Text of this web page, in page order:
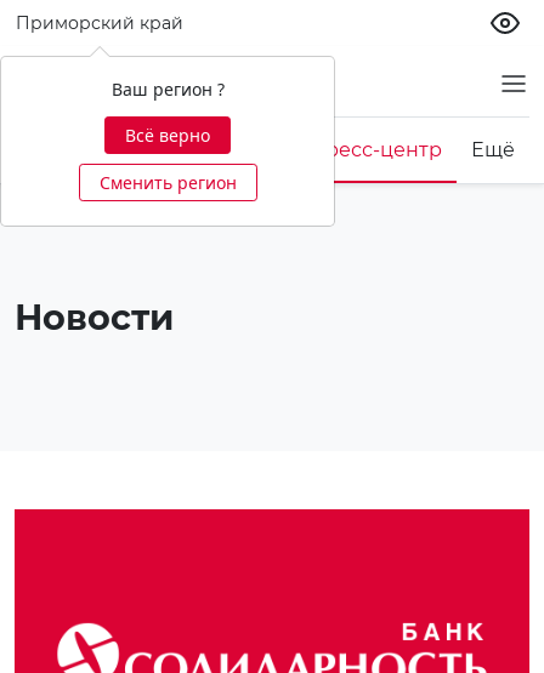
Приморский край
О банке
Корпоративная культура Пресс-центр Ещё
Новости
Ваш регион ?
Всё верно
Сменить регион